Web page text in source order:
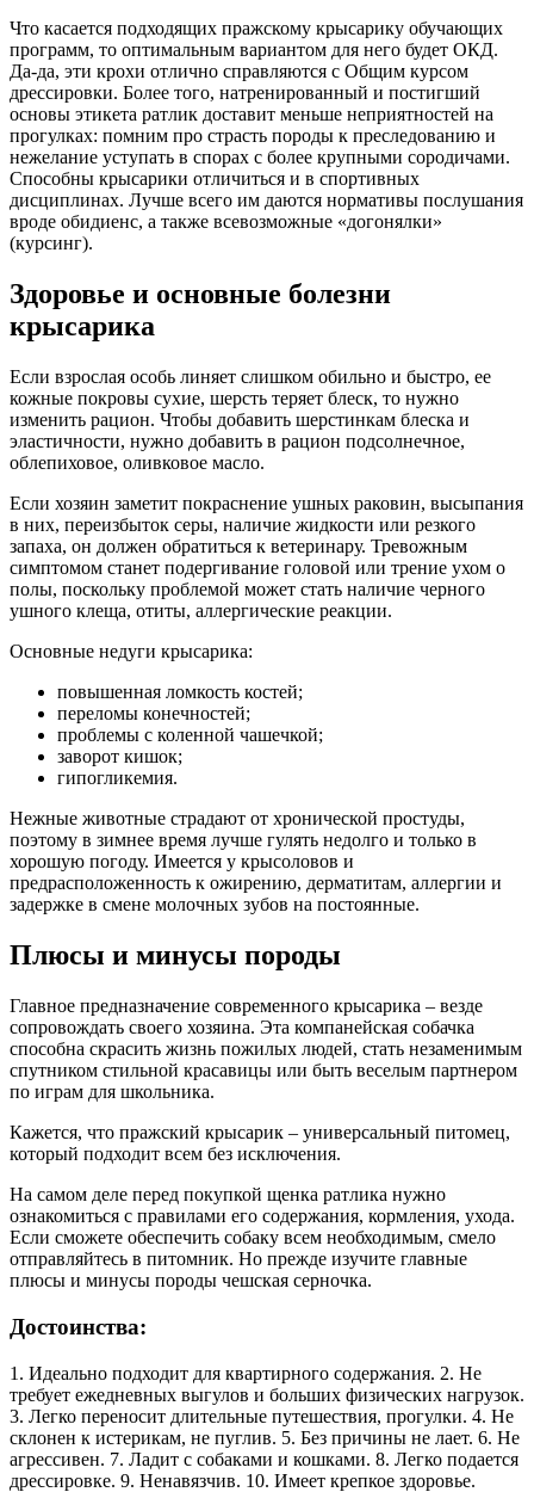
Что касается подходящих пражскому крысарику обучающих
программ, то оптимальным вариантом для него будет ОКД.
Да-да, эти крохи отлично справляются с Общим курсом
дрессировки. Более того, натренированный и постигший
основы этикета ратлик доставит меньше неприятностей на
прогулках: помним про страсть породы к преследованию и
нежелание уступать в спорах с более крупными сородичами.
Способны крысарики отличиться и в спортивных
дисциплинах. Лучше всего им даются нормативы послушания
вроде обидиенс, а также всевозможные «догонялки»
(курсинг).
Здоровье и основные болезни
крысарика
Если взрослая особь линяет слишком обильно и быстро, ее
кожные покровы сухие, шерсть теряет блеск, то нужно
изменить рацион. Чтобы добавить шерстинкам блеска и
эластичности, нужно добавить в рацион подсолнечное,
облепиховое, оливковое масло.
Если хозяин заметит покраснение ушных раковин, высыпания
в них, переизбыток серы, наличие жидкости или резкого
запаха, он должен обратиться к ветеринару. Тревожным
симптомом станет подергивание головой или трение ухом о
полы, поскольку проблемой может стать наличие черного
ушного клеща, отиты, аллергические реакции.
Основные недуги крысарика:
повышенная ломкость костей;
переломы конечностей;
проблемы с коленной чашечкой;
заворот кишок;
гипогликемия.
Нежные животные страдают от хронической простуды,
поэтому в зимнее время лучше гулять недолго и только в
хорошую погоду. Имеется у крысоловов и
предрасположенность к ожирению, дерматитам, аллергии и
задержке в смене молочных зубов на постоянные.
Плюсы и минусы породы
Главное предназначение современного крысарика – везде
сопровождать своего хозяина. Эта компанейская собачка
способна скрасить жизнь пожилых людей, стать незаменимым
спутником стильной красавицы или быть веселым партнером
по играм для школьника.
Кажется, что пражский крысарик – универсальный питомец,
который подходит всем без исключения.
На самом деле перед покупкой щенка ратлика нужно
ознакомиться с правилами его содержания, кормления, ухода.
Если сможете обеспечить собаку всем необходимым, смело
отправляйтесь в питомник. Но прежде изучите главные
плюсы и минусы породы чешская серночка.
Достоинства:
1. Идеально подходит для квартирного содержания. 2. Не
требует ежедневных выгулов и больших физических нагрузок.
3. Легко переносит длительные путешествия, прогулки. 4. Не
склонен к истерикам, не пуглив. 5. Без причины не лает. 6. Не
агрессивен. 7. Ладит с собаками и кошками. 8. Легко подается
дрессировке. 9. Ненавязчив. 10. Имеет крепкое здоровье.